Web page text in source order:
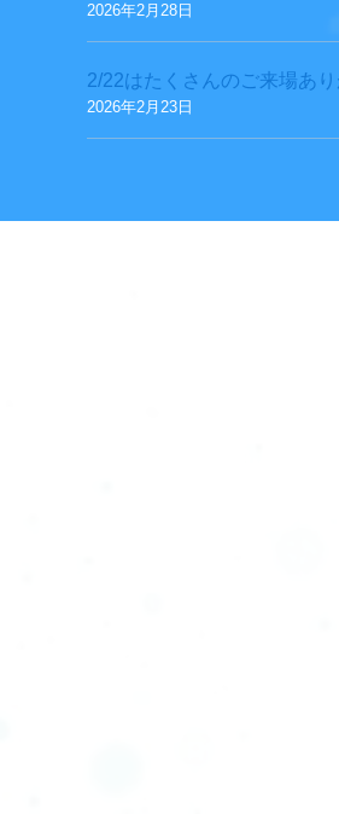
2026年2月28日
2/22はたくさんのご来場あり
2026年2月23日